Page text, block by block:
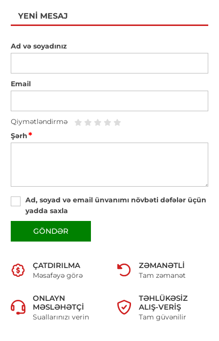
YENI MESAJ
Ad və soyadınız
Email
Qiymətləndirmə
Şərh*
Ad, soyad və email ünvanımı növbəti dəfələr üçün
yadda saxla
GÖNDƏR
ÇATDIRILMA
Məsafəyə görə
ZƏMANƏTLI
Tam zəmanət
ONLAYN
MƏSLƏHƏTÇI
Suallarınızı verin
TƏHLÜKƏSIZ
ALIŞ-VERIŞ
Tam güvənilir